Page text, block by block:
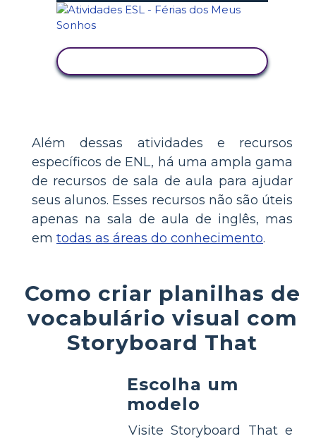
Além dessas atividades e recursos
específicos de ENL, há uma ampla gama
de recursos de sala de aula para ajudar
seus alunos. Esses recursos não são úteis
apenas na sala de aula de inglês, mas
em todas as áreas do conhecimento.
Como criar planilhas de
vocabulário visual com
Storyboard That
Escolha um
modelo
Visite Storyboard That e